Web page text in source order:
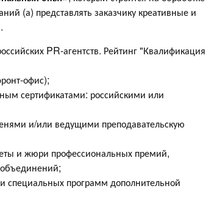
(а) представлять заказчику креативные и
PR-агентств. Рейтинг "Квалификация
офис);
сертификатами: российскими или
и/или ведущими преподавательскую
и жюри профессиональных премий,
специальных программ дополнительной